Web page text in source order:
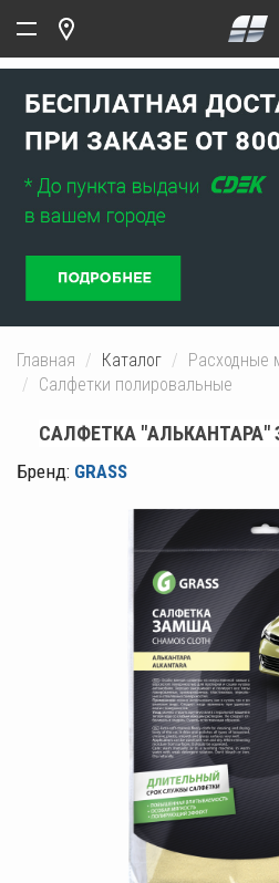
Главная Каталог Расходные
Салфетки полировальные
САЛФЕТКА "АЛЬКАНТАРА"
Бренд: GRASS